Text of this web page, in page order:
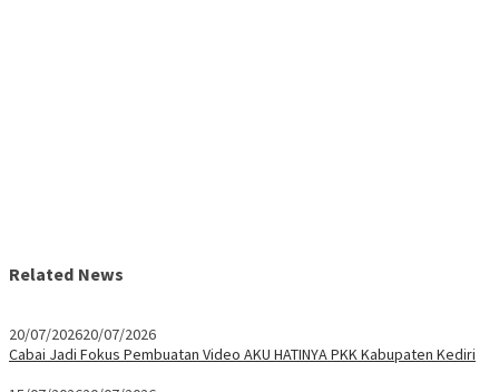
Related News
20/07/202620/07/2026
Cabai Jadi Fokus Pembuatan Video AKU HATINYA PKK Kabupaten Kediri